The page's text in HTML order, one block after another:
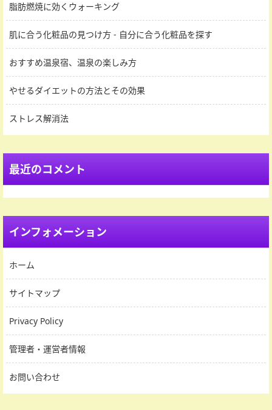
脂肪燃焼に効くウォーキング
肌に合う化粧品の見つけ方 - 自分に合う化粧品を探す
おすすめ温泉宿、温泉の楽しみ方
やせるダイエットの方法とその効果
ストレス解消法
最近のコメント
インフォメーション
ホーム
サイトマップ
Privacy Policy
管理者・運営者情報
お問い合わせ